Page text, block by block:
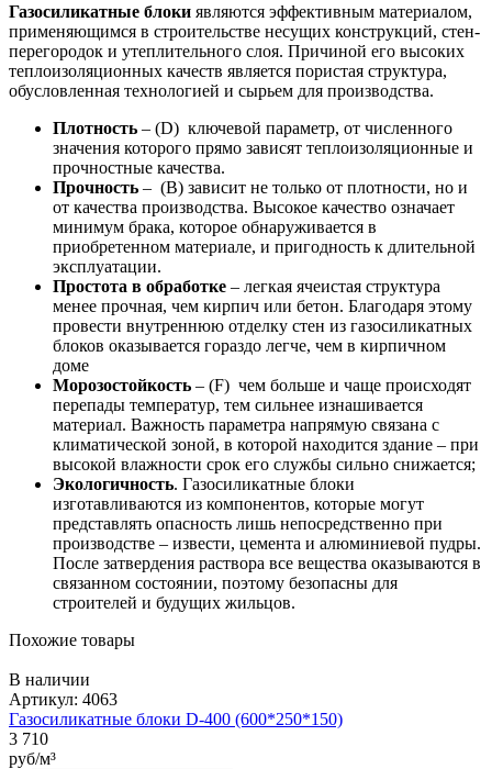
Газосиликатные блоки являются эффективным материалом,
применяющимся в строительстве несущих конструкций, стен-
перегородок и утеплительного слоя. Причиной его высоких
теплоизоляционных качеств является пористая структура,
обусловленная технологией и сырьем для производства.
Плотность – (D) ключевой параметр, от численного
значения которого прямо зависят теплоизоляционные и
прочностные качества.
Прочность – (B) зависит не только от плотности, но и
от качества производства. Высокое качество означает
минимум брака, которое обнаруживается в
приобретенном материале, и пригодность к длительной
эксплуатации.
Простота в обработке – легкая ячеистая структура
менее прочная, чем кирпич или бетон. Благодаря этому
провести внутреннюю отделку стен из газосиликатных
блоков оказывается гораздо легче, чем в кирпичном
доме
Морозостойкость – (F) чем больше и чаще происходят
перепады температур, тем сильнее изнашивается
материал. Важность параметра напрямую связана с
климатической зоной, в которой находится здание – при
высокой влажности срок его службы сильно снижается;
Экологичность. Газосиликатные блоки
изготавливаются из компонентов, которые могут
представлять опасность лишь непосредственно при
производстве – извести, цемента и алюминиевой пудры.
После затвердения раствора все вещества оказываются в
связанном состоянии, поэтому безопасны для
строителей и будущих жильцов.
Похожие товары
В наличии
Артикул: 4063
Газосиликатные блоки D-400 (600*250*150)
3 710
руб/м³